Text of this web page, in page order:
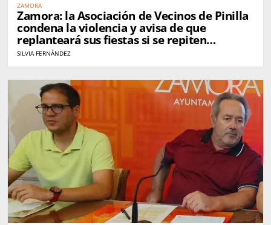
ZAMORA
Zamora: la Asociación de Vecinos de Pinilla
condena la violencia y avisa de que
replanteará sus fiestas si se repiten
incidentes
SILVIA FERNÁNDEZ